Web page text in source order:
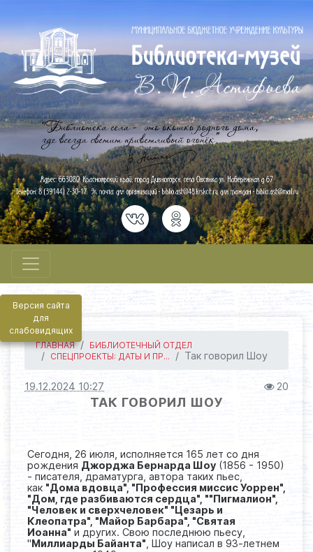
Версия сайта
для
слабовидящих
ГЛАВНАЯ
БИБЛИОТЕЧНЫЙ ОТДЕЛ
СПЕЦПРОЕКТЫ: ДАТЫ И ПР...
Так говорил Шоу
19.12.2024 10:27 20
ТАК ГОВОРИЛ ШОУ
Сегодня, 26 июля, исполняется 165 лет со дня
рождения Джорджа Бернарда Шоу (1856 - 1950)
- писателя, драматурга, автора таких пьес,
как "Дома вдовца", "Профессия миссис Уоррен",
"Дом, где разбиваются сердца", ""Пигмалион",
"Человек и сверхчеловек" "Цезарь и
Клеопатра", "Майор Барбара", "Святая
Иоанна" и других. Свою последнюю пьесу,
"Миллиарды Байанта" , Шоу написал в 93-летнем